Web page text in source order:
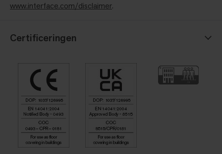
www.interface.com/disclaimer.
Certificeringen